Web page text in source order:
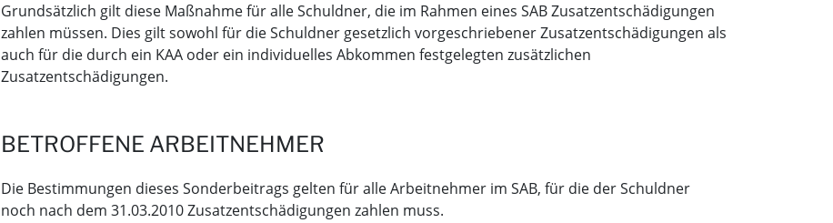
Grundsätzlich gilt diese Maßnahme für alle Schuldner, die im Rahmen eines SAB Zusatzentschädigungen
zahlen müssen. Dies gilt sowohl für die Schuldner gesetzlich vorgeschriebener Zusatzentschädigungen als
auch für die durch ein KAA oder ein individuelles Abkommen festgelegten zusätzlichen
Zusatzentschädigungen.
BETROFFENE ARBEITNEHMER
Die Bestimmungen dieses Sonderbeitrags gelten für alle Arbeitnehmer im SAB, für die der Schuldner
noch nach dem 31.03.2010 Zusatzentschädigungen zahlen muss.